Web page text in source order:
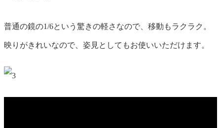
普通の鏡の1/6という驚きの軽さなので、移動もラクラク。
映りがきれいなので、姿見としてもお使いいただけます。